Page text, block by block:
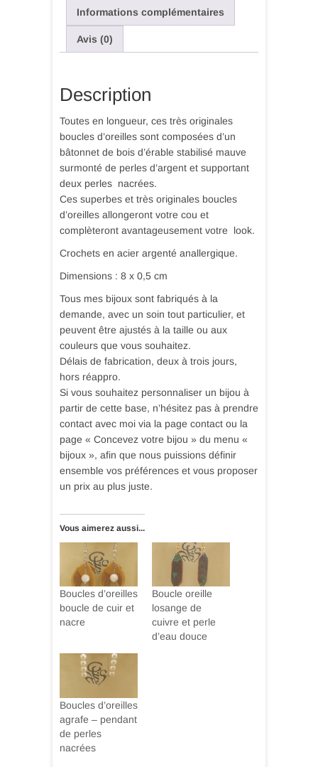
Informations complémentaires
Avis (0)
Description
Toutes en longueur, ces très originales
boucles d’oreilles sont composées d’un
bâtonnet de bois d’érable stabilisé mauve
surmonté de perles d’argent et supportant
deux perles nacrées.
Ces superbes et très originales boucles
d’oreilles allongeront votre cou et
complèteront avantageusement votre look.
Crochets en acier argenté anallergique.
Dimensions : 8 x 0,5 cm
Tous mes bijoux sont fabriqués à la
demande, avec un soin tout particulier, et
peuvent être ajustés à la taille ou aux
couleurs que vous souhaitez.
Délais de fabrication, deux à trois jours,
hors réappro.
Si vous souhaitez personnaliser un bijou à
partir de cette base, n’hésitez pas à prendre
contact avec moi via la page contact ou la
page « Concevez votre bijou » du menu «
bijoux », afin que nous puissions définir
ensemble vos préférences et vous proposer
un prix au plus juste.
Vous aimerez aussi...
Boucles d’oreilles
boucle de cuir et
nacre
Boucle oreille
losange de
cuivre et perle
d’eau douce
Boucles d’oreilles
agrafe – pendant
de perles
nacrées